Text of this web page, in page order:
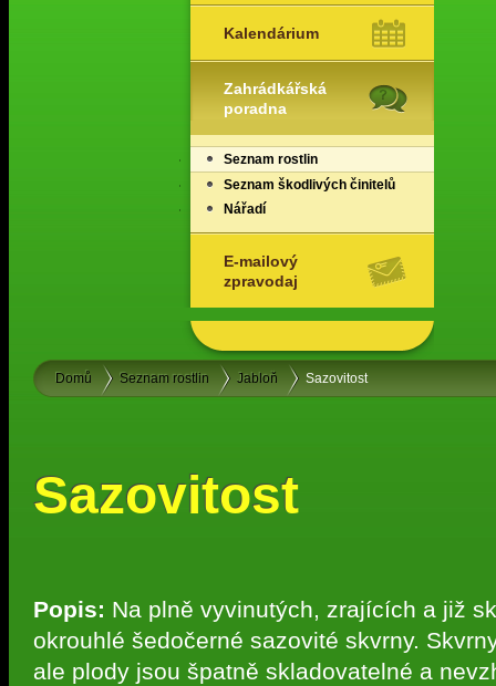
Kalendárium
Zahrádkářská
poradna
Seznam rostlin
Seznam škodlivých činitelů
Nářadí
E-mailový
zpravodaj
Domů Seznam rostlin Jabloň Sazovitost
Sazovitost
Popis: Na plně vyvinutých, zrajících a již
okrouhlé šedočerné sazovité skvrny.
ale plody jsou špatně skladovatelné a